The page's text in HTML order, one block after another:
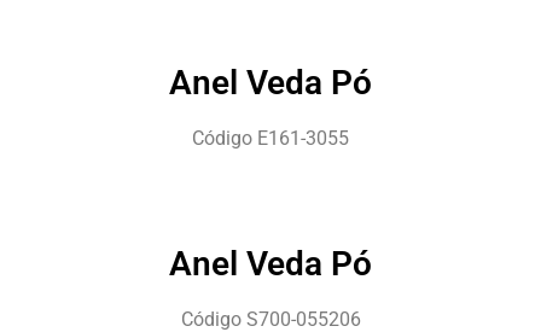
Anel Veda Pó
Código E161-3055
Anel Veda Pó
Código S700-055206